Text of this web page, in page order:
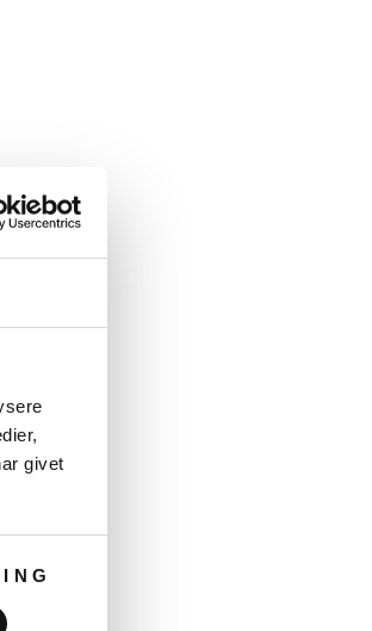
givet